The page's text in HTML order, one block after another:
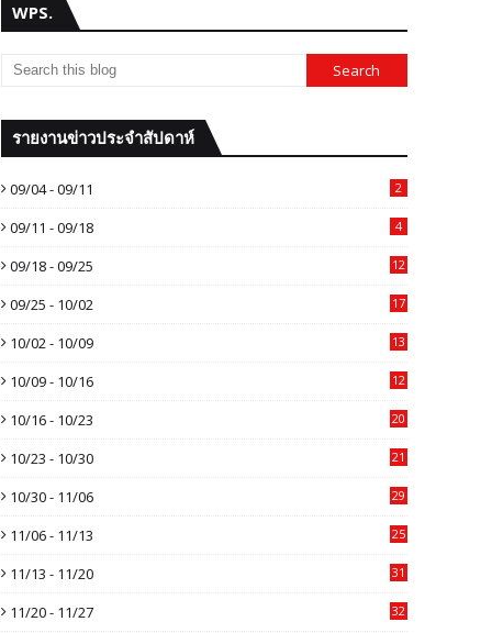
WPS.
รายงานข่าวประจำสัปดาห์
09/04 - 09/11 2
09/11 - 09/18 4
09/18 - 09/25 12
09/25 - 10/02 17
10/02 - 10/09 13
10/09 - 10/16 12
10/16 - 10/23 20
10/23 - 10/30 21
10/30 - 11/06 29
11/06 - 11/13 25
11/13 - 11/20 31
11/20 - 11/27 32